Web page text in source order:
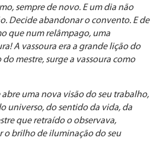
sempre de novo. E um dia não
Decide abandonar o convento. E de
que num relâmpago, uma
A vassoura era a grande lição do
mestre, surge a vassoura como
uma nova visão do seu trabalho,
universo, do sentido da vida, da
que retraído o observava,
o brilho de iluminação do seu